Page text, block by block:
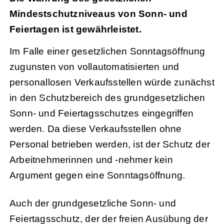
Mindestschutzniveaus von Sonn- und
Feiertagen ist gewährleistet.
Im Falle einer gesetzlichen Sonntagsöffnung
zugunsten von vollautomatisierten und
personallosen Verkaufsstellen würde zunächst
in den Schutzbereich des grundgesetzlichen
Sonn- und Feiertagsschutzes eingegriffen
werden. Da diese Verkaufsstellen ohne
Personal betrieben werden, ist der Schutz der
Arbeitnehmerinnen und -nehmer kein
Argument gegen eine Sonntagsöffnung.
Auch der grundgesetzliche Sonn- und
Feiertagsschutz, der der freien Ausübung der